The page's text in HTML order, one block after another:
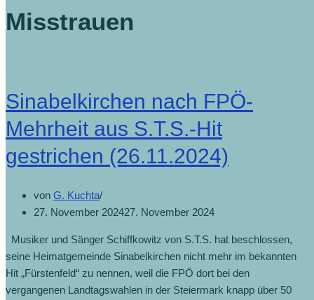
Misstrauen
Sinabelkirchen nach FPÖ-
Mehrheit aus S.T.S.-Hit
gestrichen (26.11.2024)
von G. Kuchta
27. November 202427. November 2024
Musiker und Sänger Schiffkowitz von S.T.S. hat beschlossen,
seine Heimatgemeinde Sinabelkirchen nicht mehr im bekannten
Hit „Fürstenfeld“ zu nennen, weil die FPÖ dort bei den
vergangenen Landtagswahlen in der Steiermark knapp über 50